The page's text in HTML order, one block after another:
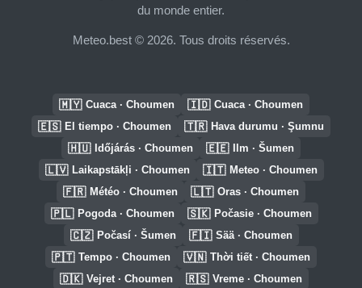
du monde entier.
Meteo.best © 2026. Tous droits réservés.
🇲🇾 Cuaca · Choumen 🇮🇩 Cuaca · Choumen
🇪🇸 El tiempo · Choumen 🇹🇷 Hava durumu · Şumnu
🇭🇺 Időjárás · Choumen 🇪🇪 Ilm · Šumen
🇱🇻 Laikapstākļi · Choumen 🇮🇹 Meteo · Choumen
🇫🇷 Météo · Choumen 🇱🇹 Oras · Choumen
🇵🇱 Pogoda · Choumen 🇸🇰 Počasie · Choumen
🇨🇿 Počasí · Šumen 🇫🇮 Sää · Choumen
🇵🇹 Tempo · Choumen 🇻🇳 Thời tiết · Choumen
🇩🇰 Vejret · Choumen 🇷🇸 Vreme · Choumen